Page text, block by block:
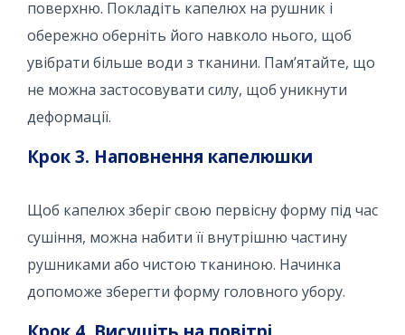
поверхню. Покладіть капелюх на рушник і
обережно оберніть його навколо нього, щоб
увібрати більше води з тканини. Пам’ятайте, що
не можна застосовувати силу, щоб уникнути
деформації.
Крок 3. Наповнення капелюшки
Щоб капелюх зберіг свою первісну форму під час
сушіння, можна набити її внутрішню частину
рушниками або чистою тканиною. Начинка
допоможе зберегти форму головного убору.